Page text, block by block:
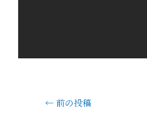
← 前の投稿